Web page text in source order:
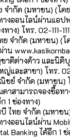
จำกัด (มหาชน) (โ
งออนไลน์ผ่านแอป
าง) โทร. 02-111-
ย จำกัด (มหาชน) (
น
าติต่างด้าว และนิติ
ญ่และสาขา) โทร.
ชย์ จำกัด (มหาชน
าสามารถจองซื้อท
1 ช่องทาง)
บี ไทย จำกัด (มหาช
งออนไลน์ผ่าน
Banking ได้อีก 1